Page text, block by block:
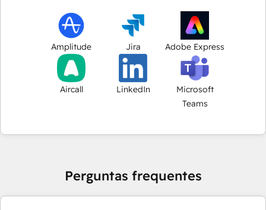
Amplitude Jira Adobe Express
Aircall LinkedIn
Microsoft
Teams
Perguntas frequentes